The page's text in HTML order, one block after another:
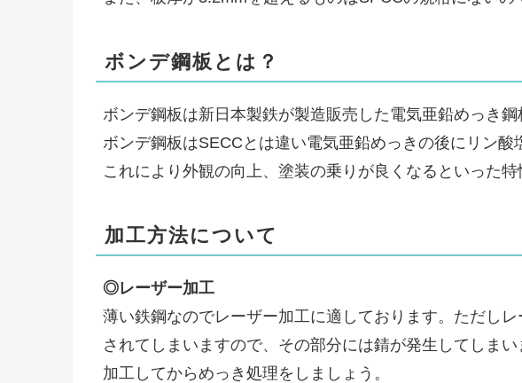
ボンデ鋼板とは？
ボンデ鋼板は新日本製鉄が製造販売した電気亜鉛めっき鋼
ボンデ鋼板はSECCとは違い電気亜鉛めっきの後にリン酸
これにより外観の向上、塗装の乗りが良くなるといった特
加工方法について
◎レーザー加工
薄い鉄鋼なのでレーザー加工に適しております。ただし
されてしまいますので、その部分には錆が発生してしま
加工してからめっき処理をしましょう。